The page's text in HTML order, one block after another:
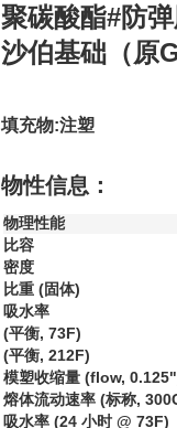
聚碳酸酯#防
沙伯基础（原
填充物:注塑
物性信息：
物理性能
比容
密度
比重 (固体)
吸水率
(平衡, 73F)
(平衡, 212F)
模塑收缩量 (flow,
熔体流动速率 (标称,
吸水率 (24 小时 @ 73F)